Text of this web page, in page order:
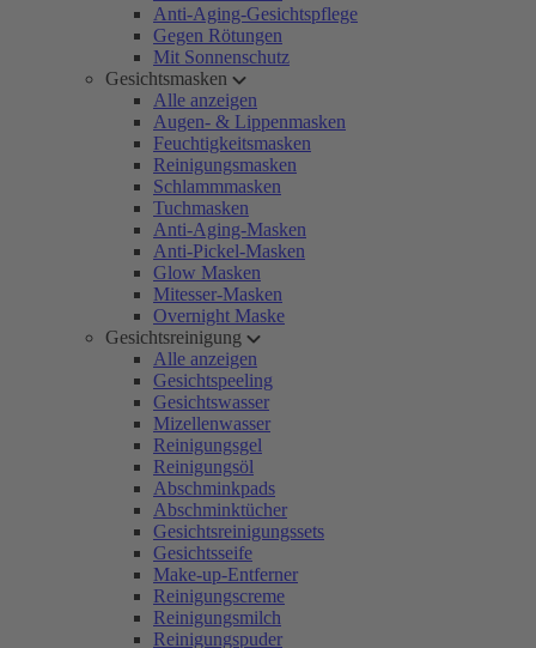
Anti-Aging-Gesichtspflege
Gegen Rötungen
Mit Sonnenschutz
Gesichtsmasken
Alle anzeigen
Augen- & Lippenmasken
Feuchtigkeitsmasken
Reinigungsmasken
Schlammmasken
Tuchmasken
Anti-Aging-Masken
Anti-Pickel-Masken
Glow Masken
Mitesser-Masken
Overnight Maske
Gesichtsreinigung
Alle anzeigen
Gesichtspeeling
Gesichtswasser
Mizellenwasser
Reinigungsgel
Reinigungsöl
Abschminkpads
Abschminktücher
Gesichtsreinigungssets
Gesichtsseife
Make-up-Entferner
Reinigungscreme
Reinigungsmilch
Reinigungspuder